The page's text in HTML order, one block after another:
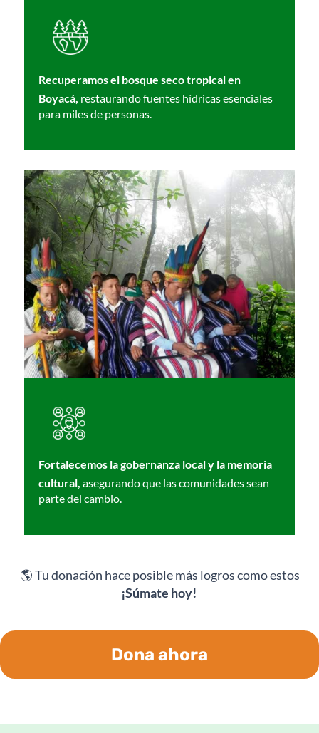
Recuperamos el bosque seco tropical en
Boyacá, restaurando fuentes hídricas esenciales
para miles de personas.
Fortalecemos la gobernanza local y la memoria
cultural, asegurando que las comunidades sean
parte del cambio.
🌎 Tu donación hace posible más logros como estos
¡Súmate hoy!
Dona ahora